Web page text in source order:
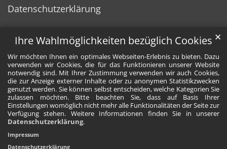
Ihre Wahlmöglichkeiten bezüglich Cookies
Wir möchten Ihnen ein optimales Webseiten-Erlebnis zu bieten. Dazu
verwenden wir Cookies, die für das Funktionieren unserer Website
notwendig sind. Mit Ihrer Zustimmung verwenden wir auch Cookies,
die zur Anzeige externer Inhalte oder zu anonymen Statistikzwecken
genutzt werden. Sie können selbst entscheiden, welche Kategorien Sie
zulassen möchten. Bitte beachten Sie, dass auf Basis Ihrer
Einstellungen womöglich nicht mehr alle Funktionalitäten der Seite zur
Verfügung stehen. Weitere Informationen finden Sie in unserer
Datenschutzerklärung.
✕
Impressum
Datenschutzerklärung
Datenschutzerklärung